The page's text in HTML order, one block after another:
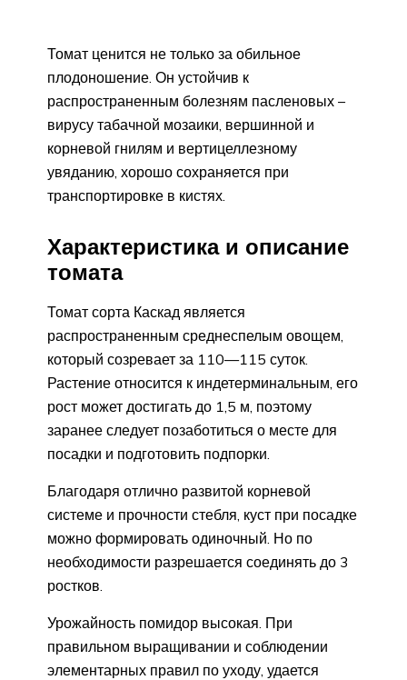
Томат ценится не только за обильное
плодоношение. Он устойчив к
распространенным болезням пасленовых –
вирусу табачной мозаики, вершинной и
корневой гнилям и вертицеллезному
увяданию, хорошо сохраняется при
транспортировке в кистях.
Характеристика и описание
томата
Томат сорта Каскад является
распространенным среднеспелым овощем,
который созревает за 110—115 суток.
Растение относится к индетерминальным, его
рост может достигать до 1,5 м, поэтому
заранее следует позаботиться о месте для
посадки и подготовить подпорки.
Благодаря отлично развитой корневой
системе и прочности стебля, куст при посадке
можно формировать одиночный. Но по
необходимости разрешается соединять до 3
ростков.
Урожайность помидор высокая. При
правильном выращивании и соблюдении
элементарных правил по уходу, удается